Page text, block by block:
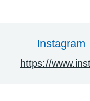
Instagram
https://